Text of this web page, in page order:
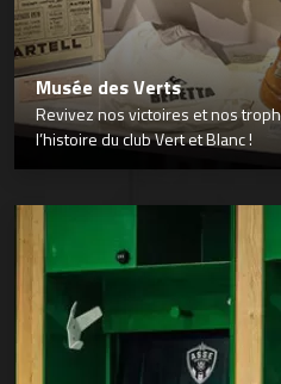
Musée des Verts
Revivez nos victoires et nos
l’histoire du club Vert et Blanc !